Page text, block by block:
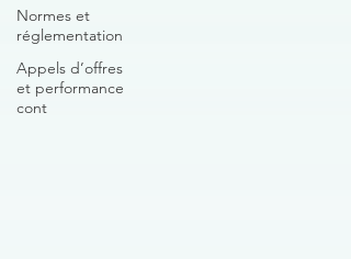
Normes et
réglementation
Appels d’offres
et performance
cont